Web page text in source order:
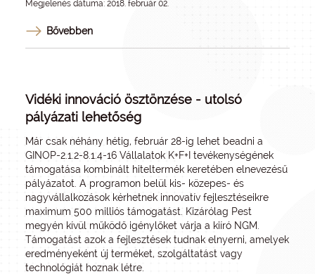
Megjelenés dátuma: 2018. február 02.
Bővebben
Vidéki innováció ösztönzése - utolsó
pályázati lehetőség
Már csak néhány hétig, február 28-ig lehet beadni a
GINOP-2.1.2-8.1.4-16 Vállalatok K+F+I tevékenységének
támogatása kombinált hiteltermék keretében elnevezésű
pályázatot. A programon belül kis- közepes- és
nagyvállalkozások kérhetnek innovatív fejlesztéseikre
maximum 500 milliós támogatást. Kizárólag Pest
megyén kívül működő igénylőket várja a kiíró NGM.
Támogatást azok a fejlesztések tudnak elnyerni, amelyek
eredményeként új terméket, szolgáltatást vagy
technológiát hoznak létre.